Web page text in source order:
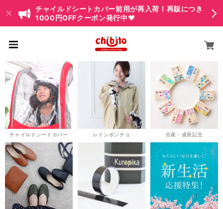
チャイルドシートカバー前用が再入荷！再販につき
1000円OFFクーポン発行中♥
チャイルドシートカバー レインポンチョ 出産・成長記念